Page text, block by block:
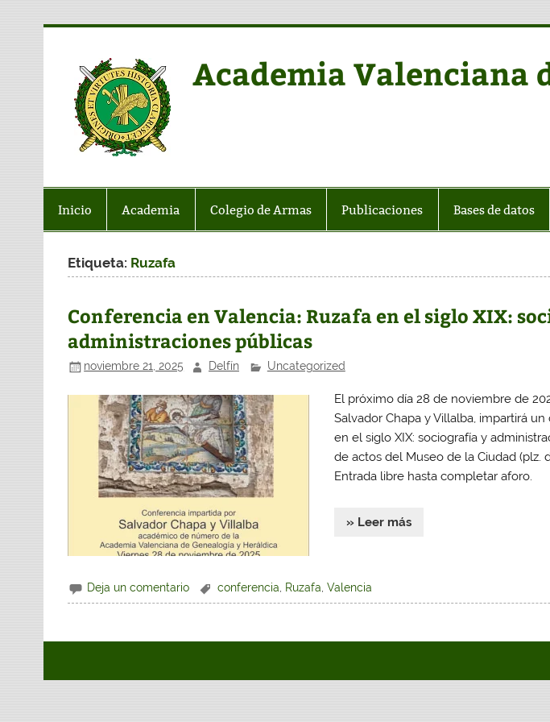
Academia Valenciana
Inicio Academia Colegio de Armas Publicaciones Bases de datos
Etiqueta: Ruzafa
Conferencia en Valencia: Ruzafa en el siglo XIX:
administraciones públicas
noviembre 21, 2025 Delfín Uncategorized
El próximo día 28 de noviembre de
Salvador Chapa y Villalba, impartirá
en el siglo XIX: sociografía y
de actos del Museo de la Ciudad (plz.
Entrada libre hasta completar aforo.
» Leer más
Deja un comentario conferencia Ruzafa Valencia